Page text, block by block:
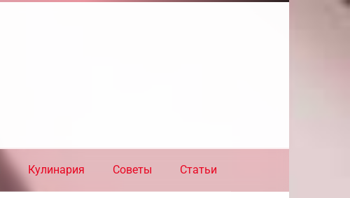
Кулинария Советы Статьи